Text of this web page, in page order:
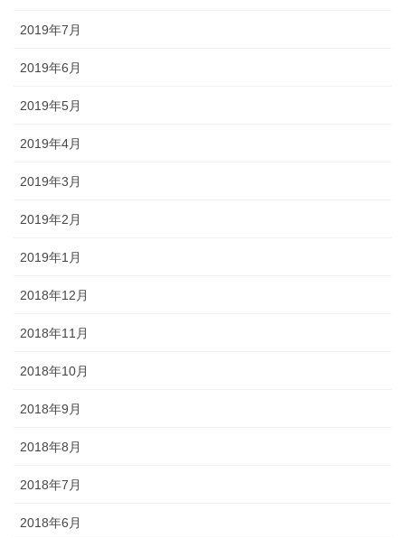
2019年7月
2019年6月
2019年5月
2019年4月
2019年3月
2019年2月
2019年1月
2018年12月
2018年11月
2018年10月
2018年9月
2018年8月
2018年7月
2018年6月